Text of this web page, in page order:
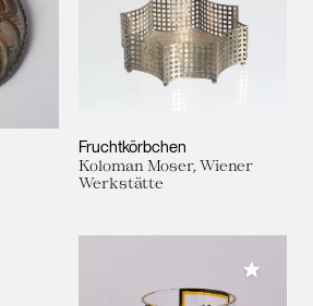
Fruchtkörbchen
Koloman Moser, Wiener
Werkstätte
Meiner